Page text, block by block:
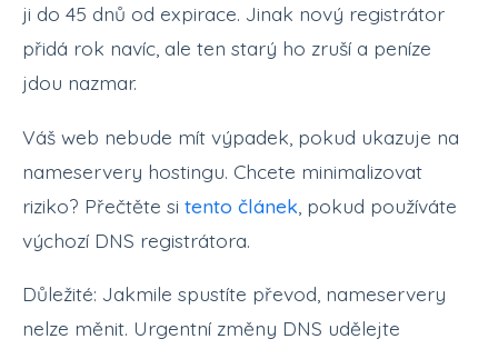
ji do 45 dnů od expirace. Jinak nový registrátor
přidá rok navíc, ale ten starý ho zruší a peníze
jdou nazmar.
Váš web nebude mít výpadek, pokud ukazuje na
nameservery hostingu. Chcete minimalizovat
riziko? Přečtěte si tento článek , pokud používáte
výchozí DNS registrátora.
Důležité: Jakmile spustíte převod, nameservery
nelze měnit. Urgentní změny DNS udělejte